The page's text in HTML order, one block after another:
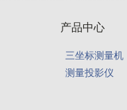
产品中心
三坐标测量机
测量投影仪